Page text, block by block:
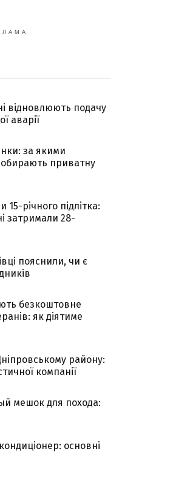
відновлюють подачу
аварії
за якими
обирають приватну
річного підлітка:
затримали 28-
пояснили, чи є
безкоштовне
як діятиме
району:
компанії
мешок для похода:
основні